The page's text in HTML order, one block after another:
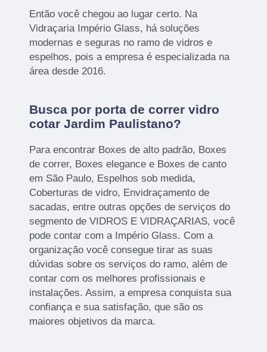
Então você chegou ao lugar certo. Na
Vidraçaria Império Glass, há soluções
modernas e seguras no ramo de vidros e
espelhos, pois a empresa é especializada na
área desde 2016.
Busca por porta de correr vidro
cotar Jardim Paulistano?
Para encontrar Boxes de alto padrão, Boxes
de correr, Boxes elegance e Boxes de canto
em São Paulo, Espelhos sob medida,
Coberturas de vidro, Envidraçamento de
sacadas, entre outras opções de serviços do
segmento de VIDROS E VIDRAÇARIAS, você
pode contar com a Império Glass. Com a
organização você consegue tirar as suas
dúvidas sobre os serviços do ramo, além de
contar com os melhores profissionais e
instalações. Assim, a empresa conquista sua
confiança e sua satisfação, que são os
maiores objetivos da marca.